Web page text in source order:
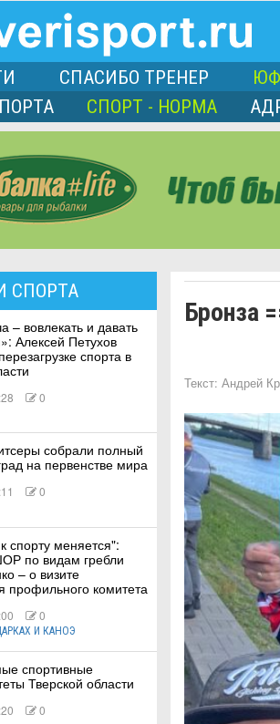
СПАСИБО ТРЕНЕР
СПОРТ - НОРМА
СПОРТА
– вовлекать и давать
Алексей Петухов
спорта в
0
собрали полный
на первенстве мира
0
спорту меняется":
по видам гребли
– о визите
профильного комитета
0
И КАНОЭ
спортивные
Тверской области
0
Бронза
Текст:Андрей